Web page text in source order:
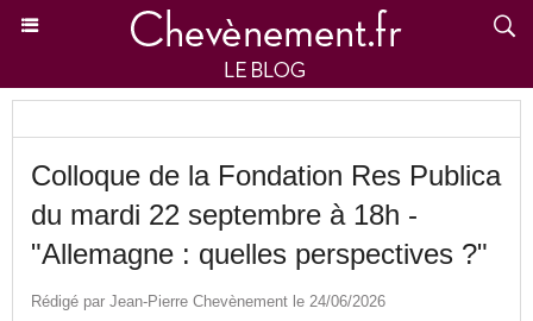
Colloque de la Fondation Res Publica
du mardi 22 septembre à 18h -
"Allemagne : quelles perspectives ?"
Rédigé par Jean-Pierre Chevènement le 24/06/2026